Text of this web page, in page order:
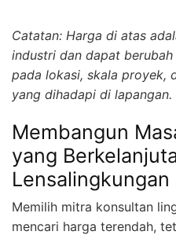
Catatan: Harga di atas
industri dan dapat
pada lokasi, skala proyek,
yang dihadapi di lapangan.
Membangun
yang
Lensalingkungan
Memilih mitra konsultan
mencari harga terendah,